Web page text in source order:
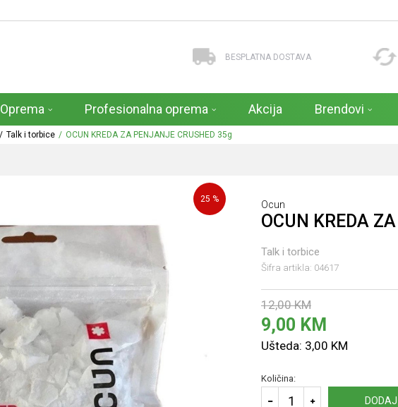
BESPLATNA DOSTAVA
Oprema Profesionalna oprema Akcija Brendovi
Talk i torbice OCUN KREDA ZA PENJANJE CRUSHED 35g
25 % Ocun
OCUN KREDA
Talk i torbice
Šifra artikla: 04617
12,00 KM
9,00 KM
Ušteda: 3,00 KM
Količina: